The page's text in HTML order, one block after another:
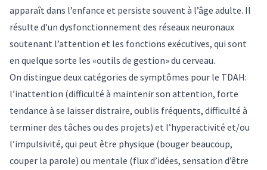
apparaît dans l’enfance et persiste souvent à l’âge adulte. Il
résulte d’un dysfonctionnement des réseaux neuronaux
soutenant l’attention et les fonctions exécutives, qui sont
en quelque sorte les «outils de gestion» du cerveau.
On distingue deux catégories de symptômes pour le TDAH:
l’inattention (difficulté à maintenir son attention, forte
tendance à se laisser distraire, oublis fréquents, difficulté à
terminer des tâches ou des projets) et l’hyperactivité et/ou
l’impulsivité, qui peut être physique (bouger beaucoup,
couper la parole) ou mentale (flux d’idées, sensation d’être